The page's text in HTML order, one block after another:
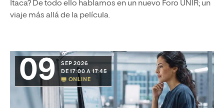
Ítaca? De todo ello hablamos en un nuevo Foro UNIR; un
viaje más allá de la película.
09
SEP 2026
DE 17:00 A 17:45
ONLINE